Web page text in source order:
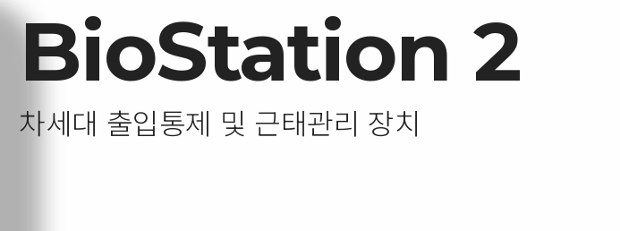
BioStation 2
차세대 출입통제 및 근태관리 장치